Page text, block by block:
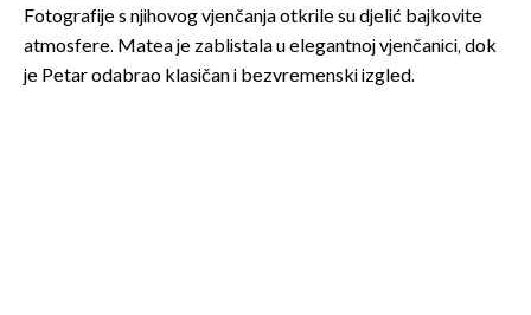
Fotografije s njihovog vjenčanja otkrile su djelić bajkovite
atmosfere. Matea je zablistala u elegantnoj vjenčanici, dok
je Petar odabrao klasičan i bezvremenski izgled.